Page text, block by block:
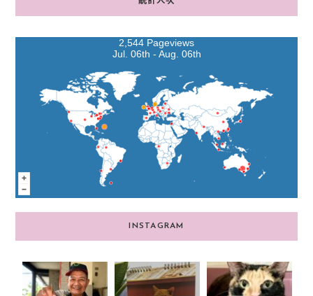
2,544 Pageviews
Jul. 06th - Aug. 06th
INSTAGRAM